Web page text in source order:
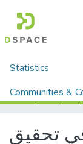
Statistics
Communities &
Home
تحقيق